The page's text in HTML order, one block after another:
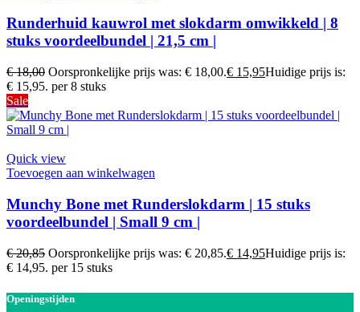
Runderhuid kauwrol met slokdarm omwikkeld | 8
stuks voordeelbundel | 21,5 cm |
€18,00 Oorspronkelijke prijs was: € 18,00.€ 15,95Huidige prijs is:
€ 15,95. per 8 stuks
Sale
Quick view
Toevoegen aan winkelwagen
Munchy Bone met Runderslokdarm | 15 stuks
voordeelbundel | Small 9 cm |
€20,85 Oorspronkelijke prijs was: € 20,85.€ 14,95Huidige prijs is:
€ 14,95. per 15 stuks
Openingstijden